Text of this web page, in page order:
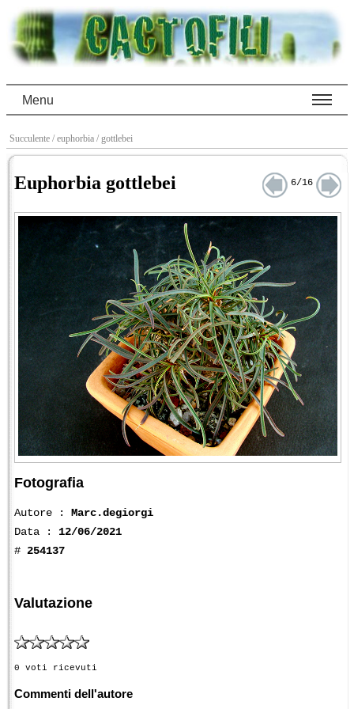
Menu
Succulente / euphorbia / gottlebei
Euphorbia gottlebei 6/16
Fotografia
Autore : Marc.degiorgi
Data : 12/06/2021
# 254137
Valutazione
0 voti ricevuti
Commenti dell'autore